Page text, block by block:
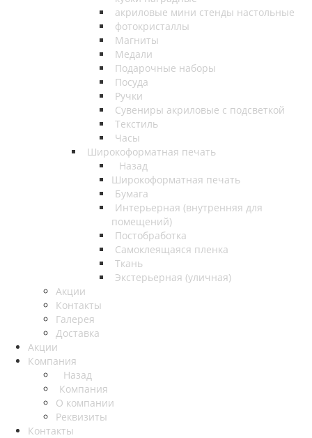
акриловые мини стенды настольные
фотокристаллы
Магниты
Медали
Подарочные наборы
Посуда
Ручки
Сувениры акриловые с подсветкой
Текстиль
Часы
Широкоформатная печать
Назад
Широкоформатная печать
Бумага
Интерьерная (внутренняя для
помещений)
Постобработка
Самоклеящаяся пленка
Ткань
Экстерьерная (уличная)
Акции
Контакты
Галерея
Доставка
Акции
Компания
Назад
Компания
О компании
Реквизиты
Контакты